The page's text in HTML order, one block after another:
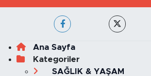
Ana Sayfa
Kategoriler
SAĞLIK & YAŞAM